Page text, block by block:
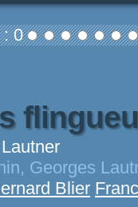
0
Georges
Blier